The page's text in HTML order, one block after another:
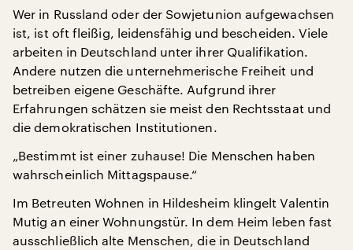
Wer in Russland oder der Sowjetunion aufgewachsen
ist, ist oft fleißig, leidensfähig und bescheiden. Viele
arbeiten in Deutschland unter ihrer Qualifikation.
Andere nutzen die unternehmerische Freiheit und
betreiben eigene Geschäfte. Aufgrund ihrer
Erfahrungen schätzen sie meist den Rechtsstaat und
die demokratischen Institutionen.
„Bestimmt ist einer zuhause! Die Menschen haben
wahrscheinlich Mittagspause.“
Im Betreuten Wohnen in Hildesheim klingelt Valentin
Mutig an einer Wohnungstür. In dem Heim leben fast
ausschließlich alte Menschen, die in Deutschland